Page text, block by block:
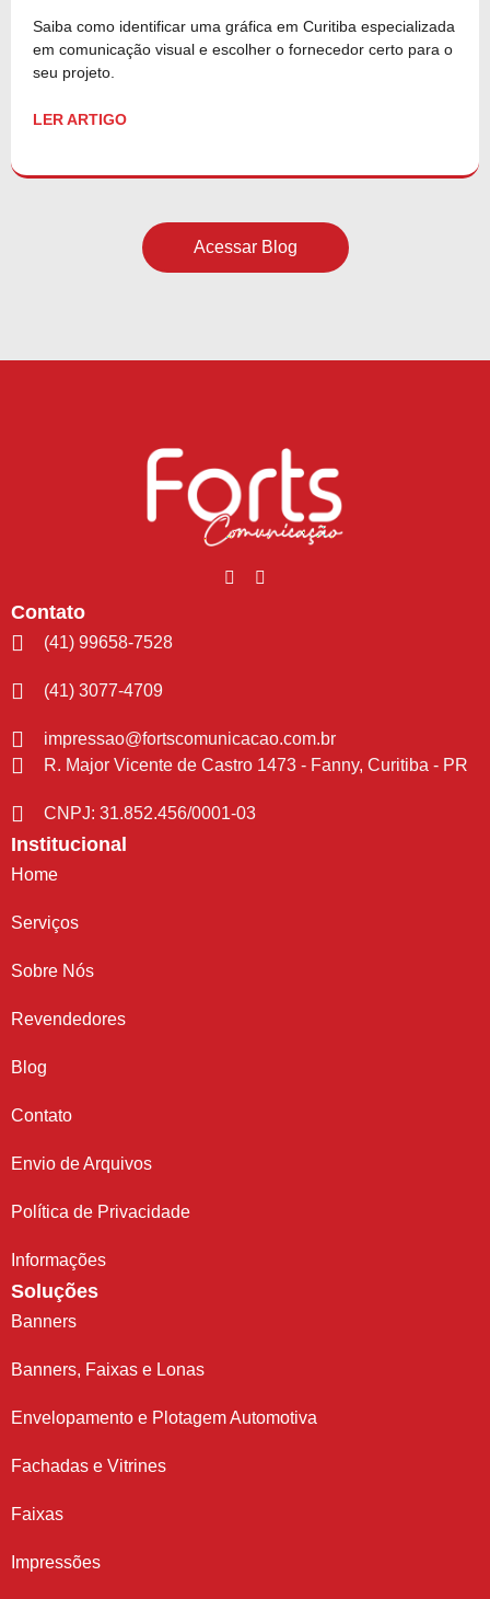
Saiba como identificar uma gráfica em Curitiba especializada
em comunicação visual e escolher o fornecedor certo para o
seu projeto.
LER ARTIGO
Acessar Blog
Contato
(41) 99658-7528
(41) 3077-4709
impressao@fortscomunicacao.com.br
R. Major Vicente de Castro 1473 - Fanny, Curitiba - PR
CNPJ: 31.852.456/0001-03
Institucional
Home
Serviços
Sobre Nós
Revendedores
Blog
Contato
Envio de Arquivos
Política de Privacidade
Informações
Soluções
Banners
Banners, Faixas e Lonas
Envelopamento e Plotagem Automotiva
Fachadas e Vitrines
Faixas
Impressões